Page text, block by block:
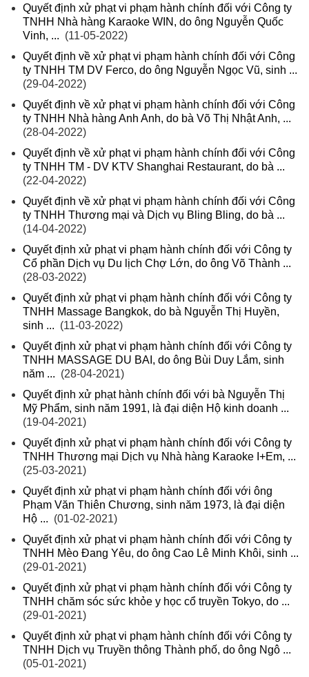
Quyết định xử phạt vi phạm hành chính đối với Công ty
TNHH Nhà hàng Karaoke WIN, do ông Nguyễn Quốc
Vinh, ... (11-05-2022)
Quyết định về xử phạt vi phạm hành chính đối với Công
ty TNHH TM DV Ferco, do ông Nguyễn Ngọc Vũ, sinh ...
(29-04-2022)
Quyết định về xử phạt vi phạm hành chính đối với Công
ty TNHH Nhà hàng Anh Anh, do bà Võ Thị Nhật Anh, ...
(28-04-2022)
Quyết định về xử phạt vi phạm hành chính đối với Công
ty TNHH TM - DV KTV Shanghai Restaurant, do bà ...
(22-04-2022)
Quyết định về xử phạt vi phạm hành chính đối với Công
ty TNHH Thương mại và Dịch vụ Bling Bling, do bà ...
(14-04-2022)
Quyết định xử phạt vi phạm hành chính đối với Công ty
Cổ phần Dịch vụ Du lịch Chợ Lớn, do ông Võ Thành ...
(28-03-2022)
Quyết định xử phạt vi phạm hành chính đối với Công ty
TNHH Massage Bangkok, do bà Nguyễn Thị Huyền,
sinh ... (11-03-2022)
Quyết định xử phạt vi phạm hành chính đối với Công ty
TNHH MASSAGE DU BAI, do ông Bùi Duy Lắm, sinh
năm ... (28-04-2021)
Quyết định xử phạt hành chính đối với bà Nguyễn Thị
Mỹ Phẩm, sinh năm 1991, là đại diện Hộ kinh doanh ...
(19-04-2021)
Quyết định xử phạt vi phạm hành chính đối với Công ty
TNHH Thương mại Dịch vụ Nhà hàng Karaoke I+Em, ...
(25-03-2021)
Quyết định xử phạt vi phạm hành chính đối với ông
Phạm Văn Thiên Chương, sinh năm 1973, là đại diện
Hộ ... (01-02-2021)
Quyết định xử phạt vi phạm hành chính đối với Công ty
TNHH Mèo Đang Yêu, do ông Cao Lê Minh Khôi, sinh ...
(29-01-2021)
Quyết định xử phạt vi phạm hành chính đối với Công ty
TNHH chăm sóc sức khỏe y học cổ truyền Tokyo, do ...
(29-01-2021)
Quyết định xử phạt vi phạm hành chính đối với Công ty
TNHH Dịch vụ Truyền thông Thành phố, do ông Ngô ...
(05-01-2021)